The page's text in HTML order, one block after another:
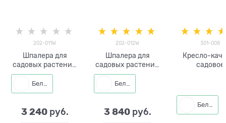
202-011W
Шпалера для
садовых растений
Одуванчик 202-
011W h=138 см
Белый
3 240 руб.
202-012W
Шпалера для
садовых растений
Одуванчик 202-
012W h=166 см
Белый
3 840 руб.
301-008
Кресло-
садовое
Белый